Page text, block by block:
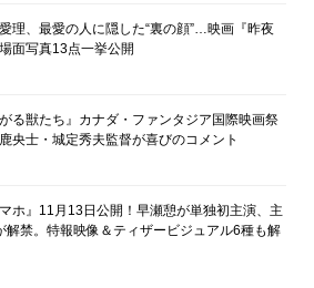
理、最愛の人に隠した“裏の顔”…映画『昨夜
面写真13点一挙公開
る獣たち』カナダ・ファンタジア国際映画祭
央士・城定秀夫監督が喜びのコメント
ホ』11月13日公開！早瀬憩が単独初主演、主
解禁。特報映像＆ティザービジュアル6種も解